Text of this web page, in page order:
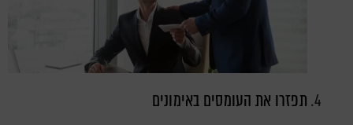
תפזרו את העומסים באימונים